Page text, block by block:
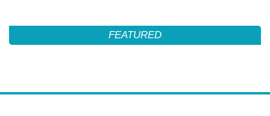
FEATURED